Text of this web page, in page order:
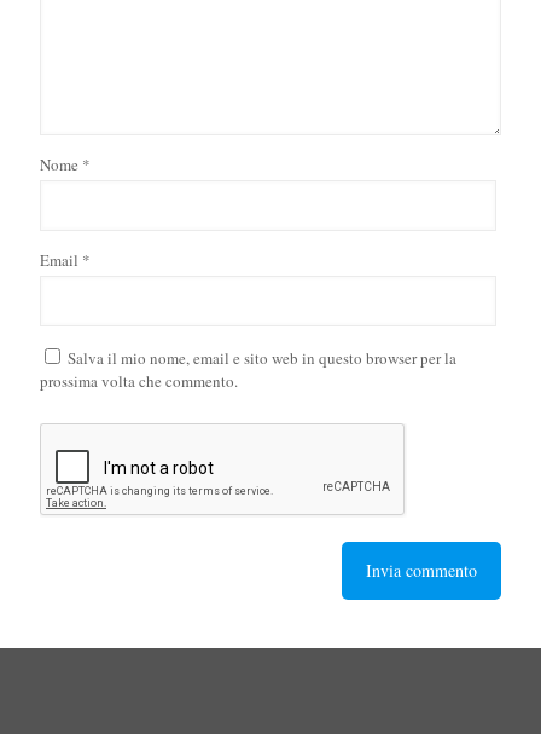
Nome *
Email *
Salva il mio nome, email e sito web in questo browser per la
prossima volta che commento.